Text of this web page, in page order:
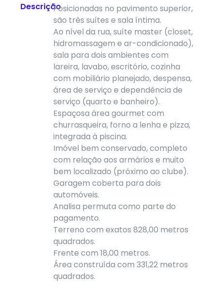
DescriçãoPosicionadas no pavimento superior,
são três suítes e sala íntima.
Ao nível da rua, suíte master (closet,
hidromassagem e ar-condicionado),
sala para dois ambientes com
lareira, lavabo, escritório, cozinha
com mobiliário planejado, despensa,
área de serviço e dependência de
serviço (quarto e banheiro).
Espaçosa área gourmet com
churrasqueira, forno a lenha e pizza,
integrada à piscina.
Imóvel bem conservado, completo
com relação aos armários e muito
bem localizado (próximo ao clube).
Garagem coberta para dois
automóveis.
Analisa permuta como parte do
pagamento.
Terreno com exatos 828,00 metros
quadrados.
Frente com 18,00 metros.
Área construída com 331,22 metros
quadrados.